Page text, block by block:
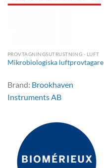
PROVTAGNINGSUTRUSTNING - LUFT
Mikrobiologiska luftprovtagare
Brand: Brookhaven
Instruments AB